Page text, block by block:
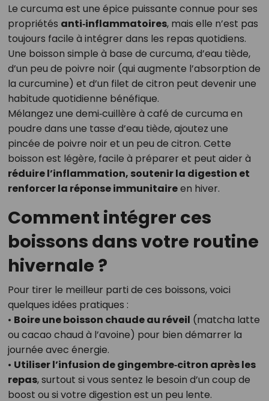
Le curcuma est une épice puissante connue pour ses
propriétés anti‑inflammatoires, mais elle n’est pas
toujours facile à intégrer dans les repas quotidiens.
Une boisson simple à base de curcuma, d’eau tiède,
d’un peu de poivre noir (qui augmente l’absorption de
la curcumine) et d’un filet de citron peut devenir une
habitude quotidienne bénéfique.
Mélangez une demi‑cuillère à café de curcuma en
poudre dans une tasse d’eau tiède, ajoutez une
pincée de poivre noir et un peu de citron. Cette
boisson est légère, facile à préparer et peut aider à
réduire l’inflammation, soutenir la digestion et
renforcer la réponse immunitaireen hiver.
Comment intégrer ces
boissons dans votre routine
hivernale ?
Pour tirer le meilleur parti de ces boissons, voici
quelques idées pratiques :
• Boire une boisson chaude au réveil (matcha latte
ou cacao chaud à l’avoine) pour bien démarrer la
journée avec énergie.
• Utiliser l’infusion de gingembre‑citron après les
repas, surtout si vous sentez le besoin d’un coup de
boost ou si votre digestion est un peu lente.